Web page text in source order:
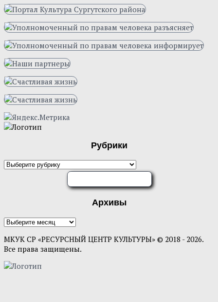
Рубрики
Архивы
МКУК СР «РЕСУРСНЫЙ ЦЕНТР КУЛЬТУРЫ» © 2018 - 2026.
Все права защищены.